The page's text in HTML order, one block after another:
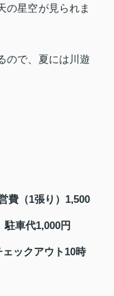
の星空が見られま
ので、夏には川遊
費（1張り）1,500
駐車代1,000円
ックアウト10時